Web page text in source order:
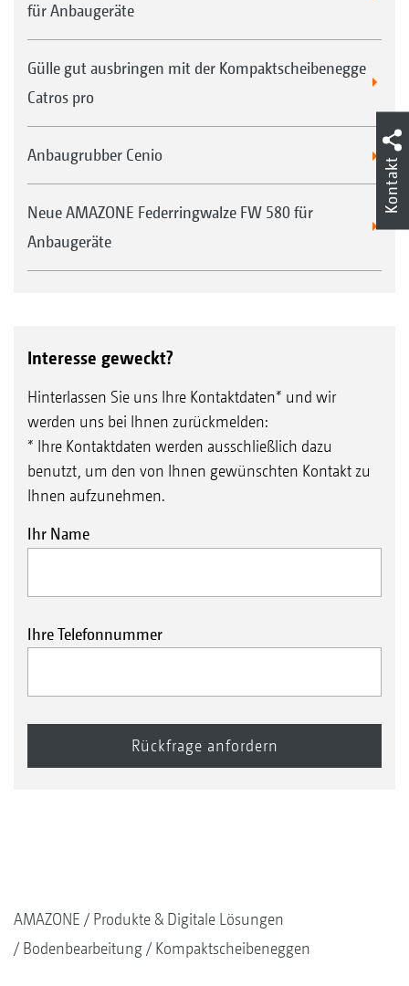
für Anbaugeräte
Gülle gut ausbringen mit der Kompaktscheibenegge
Catros pro
Anbaugrubber Cenio
Neue AMAZONE Federringwalze FW 580 für
Anbaugeräte
Interesse geweckt?
Hinterlassen Sie uns Ihre Kontaktdaten* und wir
werden uns bei Ihnen zurückmelden:
* Ihre Kontaktdaten werden ausschließlich dazu
benutzt, um den von Ihnen gewünschten Kontakt zu
Ihnen aufzunehmen.
Ihr Name
Ihre Telefonnummer
AMAZONE
Produkte & Digitale Lösungen
Bodenbearbeitung
Kompaktscheibeneggen
Kontakt